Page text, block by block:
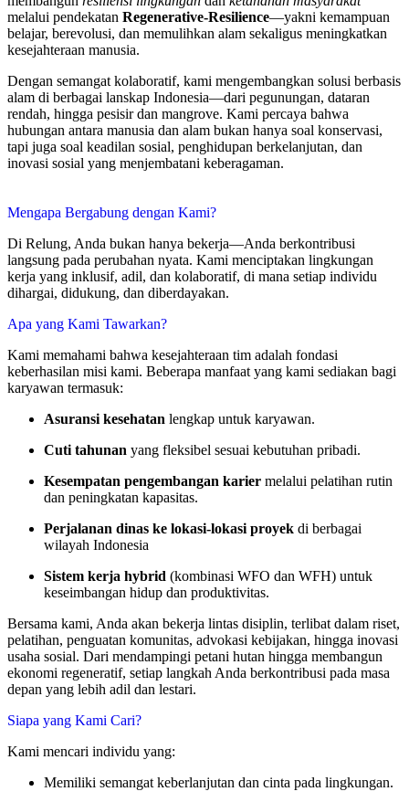
melalui pendekatan Regenerative-Resilience—yakni kemampuan
belajar, berevolusi, dan memulihkan alam sekaligus meningkatkan
kesejahteraan manusia.
Dengan semangat kolaboratif, kami mengembangkan solusi berbasis
alam di berbagai lanskap Indonesia—dari pegunungan, dataran
rendah, hingga pesisir dan mangrove. Kami percaya bahwa
hubungan antara manusia dan alam bukan hanya soal konservasi,
tapi juga soal keadilan sosial, penghidupan berkelanjutan, dan
inovasi sosial yang menjembatani keberagaman.
Mengapa Bergabung dengan Kami?
Di Relung, Anda bukan hanya bekerja—Anda berkontribusi
langsung pada perubahan nyata. Kami menciptakan lingkungan
kerja yang inklusif, adil, dan kolaboratif, di mana setiap individu
dihargai, didukung, dan diberdayakan.
Apa yang Kami Tawarkan?
Kami memahami bahwa kesejahteraan tim adalah fondasi
keberhasilan misi kami. Beberapa manfaat yang kami sediakan bagi
karyawan termasuk:
Asuransi kesehatan lengkap untuk karyawan.
Cuti tahunan yang fleksibel sesuai kebutuhan pribadi.
Kesempatan pengembangan karier melalui pelatihan rutin
dan peningkatan kapasitas.
Perjalanan dinas ke lokasi-lokasi proyek di berbagai
wilayah Indonesia
Sistem kerja hybrid (kombinasi WFO dan WFH) untuk
keseimbangan hidup dan produktivitas.
Bersama kami, Anda akan bekerja lintas disiplin, terlibat dalam riset,
pelatihan, penguatan komunitas, advokasi kebijakan, hingga inovasi
usaha sosial. Dari mendampingi petani hutan hingga membangun
ekonomi regeneratif, setiap langkah Anda berkontribusi pada masa
depan yang lebih adil dan lestari.
Siapa yang Kami Cari?
Kami mencari individu yang:
Memiliki semangat keberlanjutan dan cinta pada lingkungan.